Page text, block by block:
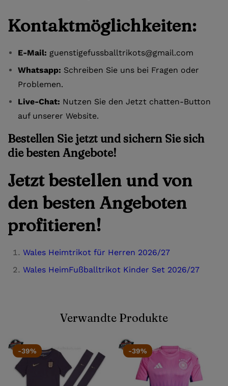
Kontaktmöglichkeiten:
E-Mail: guenstigefussballtrikots@gmail.com
Whatsapp: Schreiben Sie uns bei Fragen oder
Problemen.
Live-Chat: Nutzen Sie den Jetzt chatten-Button
auf unserer Website.
Bestellen Sie jetzt und sichern Sie sich
die besten Angebote!
Jetzt bestellen und von
den besten Angeboten
profitieren!
Wales Heimtrikot für Herren 2026/27
Wales HeimFußballtrikot Kinder Set 2026/27
Verwandte Produkte
-39% -39%